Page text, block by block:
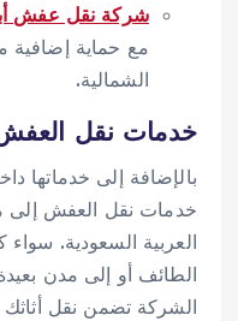
شركة نقل عفش
مع حماية إضافية
الشمالية.
خدمات نقل
بالإضافة إلى خدماتها
خدمات نقل العفش إلى
العربية السعودية.
الطائف أو إلى مدن
الشركة تضمن نقل